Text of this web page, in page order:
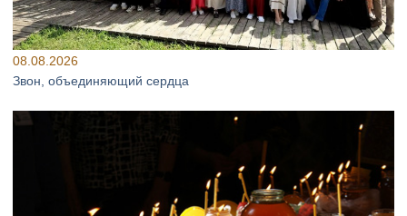
08.08.2026
Звон, объединяющий сердца